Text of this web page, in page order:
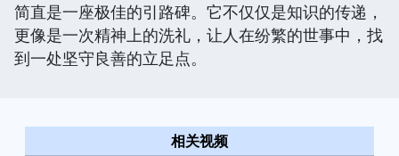
简直是一座极佳的引路碑。它不仅仅是知识的传递，
更像是一次精神上的洗礼，让人在纷繁的世事中，找
到一处坚守良善的立足点。
相关视频